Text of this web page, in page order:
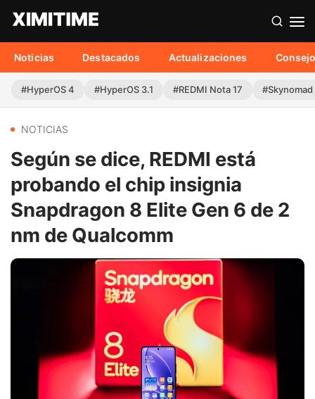
Noticias Destacados Actualizaciones
#HyperOS 4 #HyperOS 3.1 #REDMI Nota 17 #Skynomad
NOTICIAS
Según se dice, REDMI está
probando el chip insignia
Snapdragon 8 Elite Gen 6 de 2
nm de Qualcomm